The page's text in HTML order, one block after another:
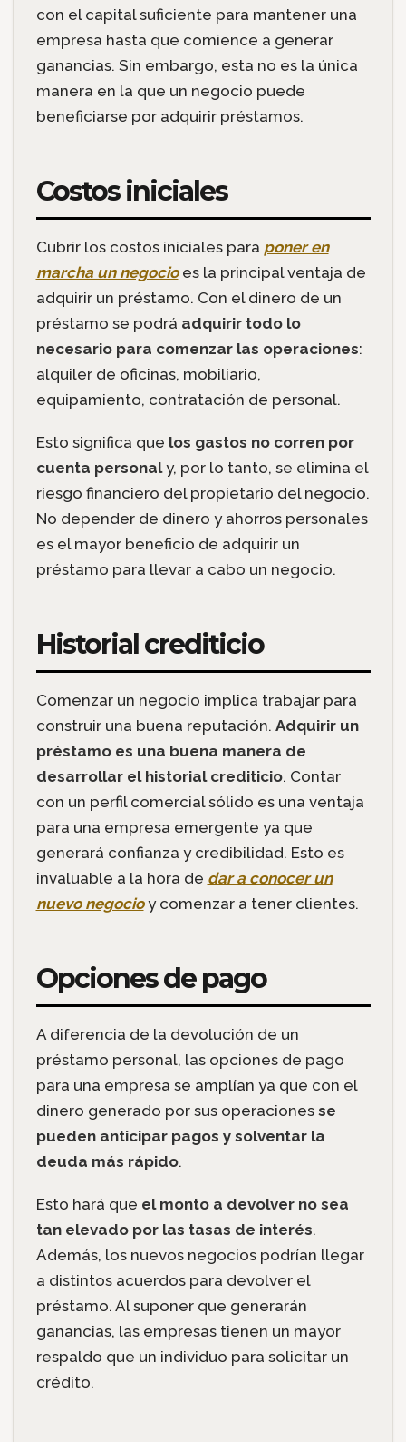
con el capital suficiente para mantener una
empresa hasta que comience a generar
ganancias. Sin embargo, esta no es la única
manera en la que un negocio puede
beneficiarse por adquirir préstamos.
Costos iniciales
Cubrir los costos iniciales para poner en
marcha un negocioes la principal ventaja de
adquirir un préstamo. Con el dinero de un
préstamo se podrá adquirir todo lo
necesario para comenzar las operaciones:
alquiler de oficinas, mobiliario,
equipamiento, contratación de personal.
Esto significa que los gastos no corren por
cuenta personaly, por lo tanto, se elimina el
riesgo financiero del propietario del negocio.
No depender de dinero y ahorros personales
es el mayor beneficio de adquirir un
préstamo para llevar a cabo un negocio.
Historial crediticio
Comenzar un negocio implica trabajar para
construir una buena reputación. Adquirir un
préstamo es una buena manera de
desarrollar el historial crediticio. Contar
con un perfil comercial sólido es una ventaja
para una empresa emergente ya que
generará confianza y credibilidad. Esto es
invaluable a la hora de dar a conocer un
nuevo negocioy comenzar a tener clientes.
Opciones de pago
A diferencia de la devolución de un
préstamo personal, las opciones de pago
para una empresa se amplían ya que con el
dinero generado por sus operaciones se
pueden anticipar pagos y solventar la
deuda más rápido.
Esto hará que el monto a devolver no sea
tan elevado por las tasas de interés.
Además, los nuevos negocios podrían llegar
a distintos acuerdos para devolver el
préstamo. Al suponer que generarán
ganancias, las empresas tienen un mayor
respaldo que un individuo para solicitar un
crédito.